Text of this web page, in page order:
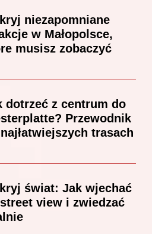
niezapomniane
w Małopolsce,
musisz zobaczyć
dotrzeć z centrum do
Przewodnik
trasach
świat: Jak wjechać
view i zwiedzać